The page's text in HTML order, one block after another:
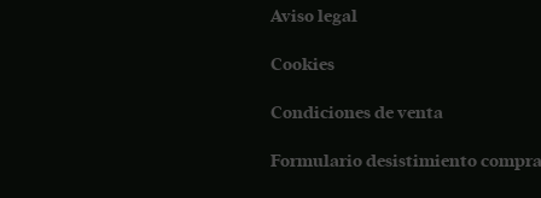
Aviso legal
Cookies
Condiciones de venta
Formulario desistimiento